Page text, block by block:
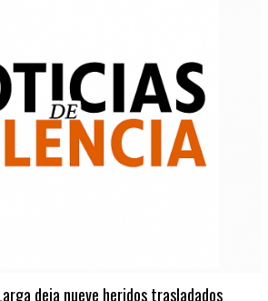
deja nueve heridos trasladados